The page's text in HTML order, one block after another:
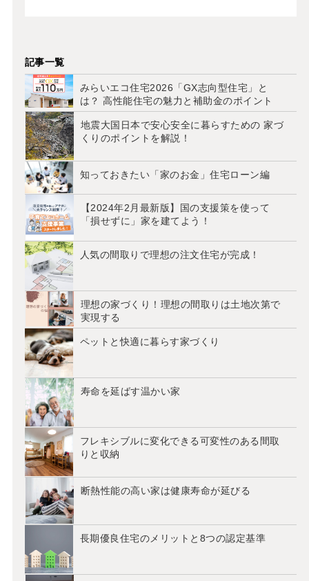
記事一覧
みらいエコ住宅2026「GX志向型住宅」と
は？ 高性能住宅の魅力と補助金のポイント
地震大国日本で安心安全に暮らすための 家づ
くりのポイントを解説！
知っておきたい「家のお金」住宅ローン編
【2024年2月最新版】国の支援策を使って
「損せずに」家を建てよう！
人気の間取りで理想の注文住宅が完成！
理想の家づくり！理想の間取りは土地次第で
実現する
ペットと快適に暮らす家づくり
寿命を延ばす温かい家
フレキシブルに変化できる可変性のある間取
りと収納
断熱性能の高い家は健康寿命が延びる
長期優良住宅のメリットと8つの認定基準